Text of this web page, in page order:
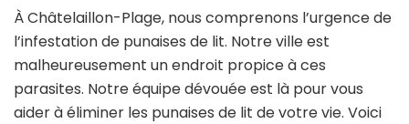
À Châtelaillon-Plage, nous comprenons l’urgence de
l’infestation de punaises de lit. Notre ville est
malheureusement un endroit propice à ces
parasites. Notre équipe dévouée est là pour vous
aider à éliminer les punaises de lit de votre vie. Voici